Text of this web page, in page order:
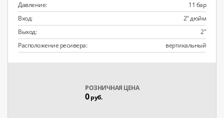
Давление:
11 бар
Вход:
2" дюйм
Выход:
2"
Расположение ресивера:
вертикальный
РОЗНИЧНАЯ ЦЕНА
0руб.